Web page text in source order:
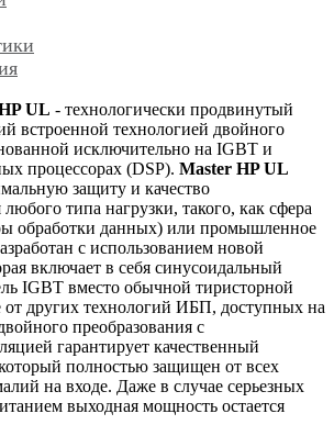
UL - технологически продвинутый
встроенной технологией двойного
исключительно на IGBT и
процессорах (DSP). Master HP UL
защиту и качество
типа нагрузки, такого, как сфера
обработки данных) или промышленное
с использованием новой
включает в себя синусоидальный
IGBT вместо обычной тиристорной
других технологий ИБП, доступных на
преобразования с
гарантирует качественный
полностью защищен от всех
на входе. Даже в случае серьезных
выходная мощность остается